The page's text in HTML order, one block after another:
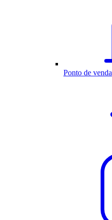
Ponto de venda